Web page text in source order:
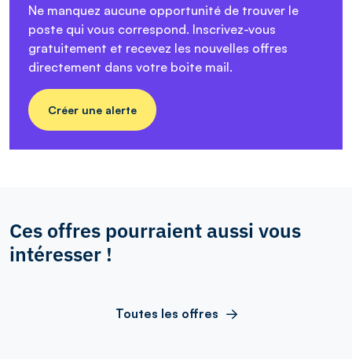
Ne manquez aucune opportunité de trouver le
poste qui vous correspond. Inscrivez-vous
gratuitement et recevez les nouvelles offres
directement dans votre boite mail.
Créer une alerte
Ces offres pourraient aussi vous
intéresser !
Toutes les offres